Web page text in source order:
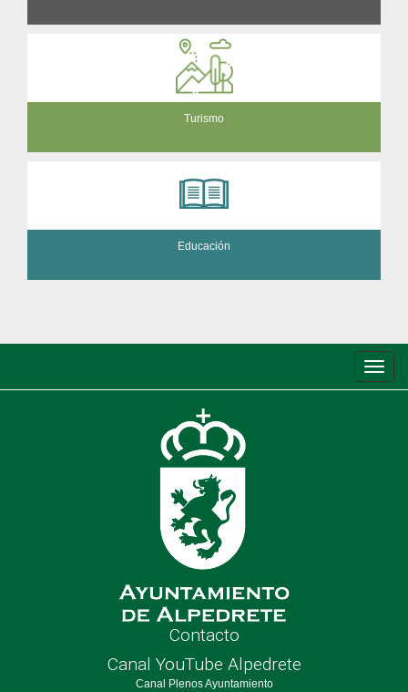
Turismo
Educación
de
Contacto
Canal YouTube Alpedrete
Canal Plenos Ayuntamiento